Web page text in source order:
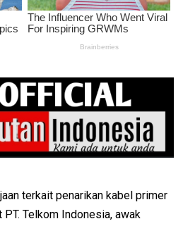
terkait penarikan kabel primer
Telkom Indonesia, awak